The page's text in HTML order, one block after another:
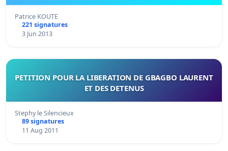
Patrice KOUTE
221 signatures
3 Jun 2013
PETITION POUR LA LIBERATION DE GBAGBO LAURENT
ET DES DETENUS
Stephy le Silencieux
89 signatures
11 Aug 2011